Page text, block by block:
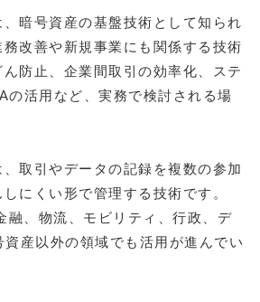
暗号資産の基盤技術として知られ
改善や新規事業にも関係する技術
防止、企業間取引の効率化、ステ
の活用など、実務で検討される場
取引やデータの記録を複数の参加
にくい形で管理する技術です。
融、物流、モビリティ、行政、デ
産以外の領域でも活用が進んでい